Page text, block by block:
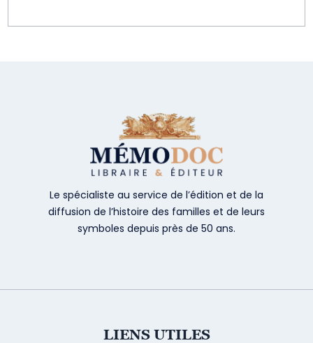
Le spécialiste au service de l’édition et de la
diffusion de l’histoire des familles et de leurs
symboles depuis près de 50 ans.
LIENS UTILES